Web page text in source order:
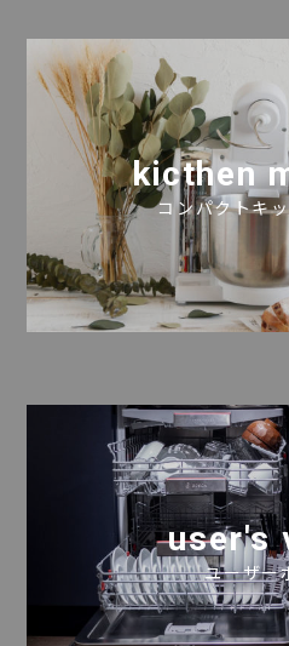
kicthen
コンパクトキ
user's
ユーザー